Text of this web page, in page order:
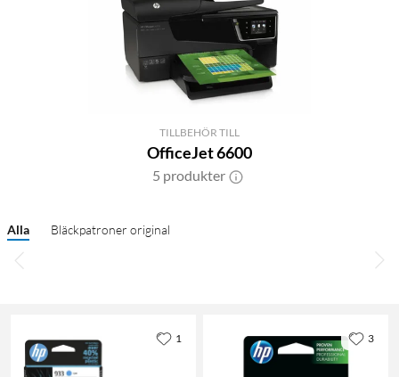
TILLBEHÖR TILL
OfficeJet 6600
5 produkter
Alla Bläckpatroner original
1 3